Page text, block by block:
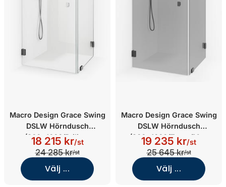
Macro Design Grace Swing
DSLW Hörndusch
(800x1000/Briljant
Klarglas/Krom)
18 215 kr/st
24 285 kr/st
Välj ...
Macro Design Grace Swing
DSLW Hörndusch
(900x1000/Tonat/Matt
svart)
19 235 kr/st
25 645 kr/st
Välj ...